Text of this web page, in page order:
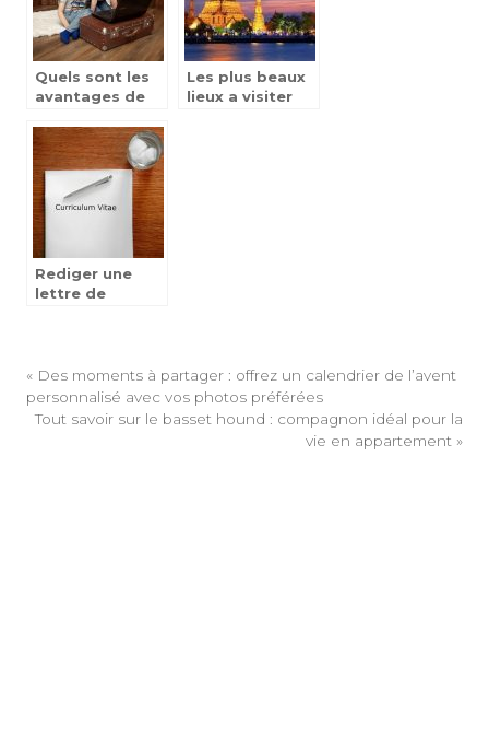
Quels sont les
avantages de
videos ?
Les plus beaux
lieux a visiter
Rediger une
lettre de
marche ?
« Des moments à partager : offrez un calendrier de l’avent
personnalisé avec vos photos préférées
Tout savoir sur le basset hound : compagnon idéal pour la
vie en appartement »